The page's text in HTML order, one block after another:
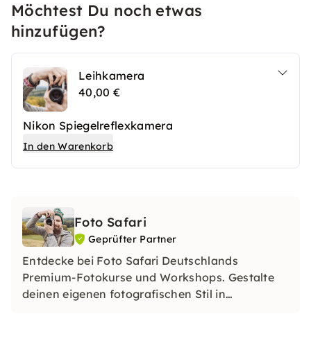
Möchtest Du noch etwas
hinzufügen?
Leihkamera
40,00 €
Nikon Spiegelreflexkamera
In den Warenkorb
Foto Safari
Geprüfter Partner
Entdecke bei Foto Safari Deutschlands
Premium-Fotokurse und Workshops. Gestalte
deinen eigenen fotografischen Stil in